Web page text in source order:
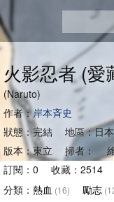
火影忍者 (愛
(Naruto)
作者：岸本斉史
狀態：完結 地區：日
版本：東立 掃者：
訂閱：0 收藏：2514
分類： 熱血 (16) 勵志